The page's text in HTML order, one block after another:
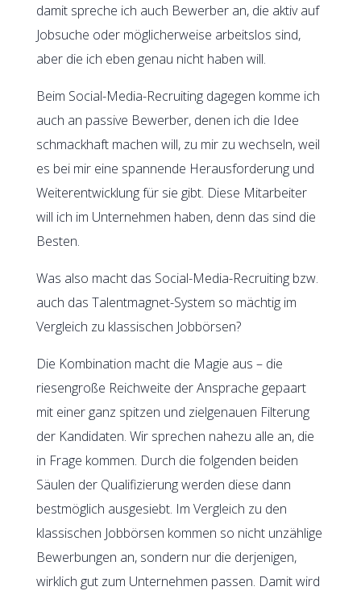
damit spreche ich auch Bewerber an, die aktiv auf
Jobsuche oder möglicherweise arbeitslos sind,
aber die ich eben genau nicht haben will.
Beim Social-Media-Recruiting dagegen komme ich
auch an passive Bewerber, denen ich die Idee
schmackhaft machen will, zu mir zu wechseln, weil
es bei mir eine spannende Herausforderung und
Weiterentwicklung für sie gibt. Diese Mitarbeiter
will ich im Unternehmen haben, denn das sind die
Besten.
Was also macht das Social-Media-Recruiting bzw.
auch das Talentmagnet-System so mächtig im
Vergleich zu klassischen Jobbörsen?
Die Kombination macht die Magie aus – die
riesengroße Reichweite der Ansprache gepaart
mit einer ganz spitzen und zielgenauen Filterung
der Kandidaten. Wir sprechen nahezu alle an, die
in Frage kommen. Durch die folgenden beiden
Säulen der Qualifizierung werden diese dann
bestmöglich ausgesiebt. Im Vergleich zu den
klassischen Jobbörsen kommen so nicht unzählige
Bewerbungen an, sondern nur die derjenigen,
wirklich gut zum Unternehmen passen. Damit wird